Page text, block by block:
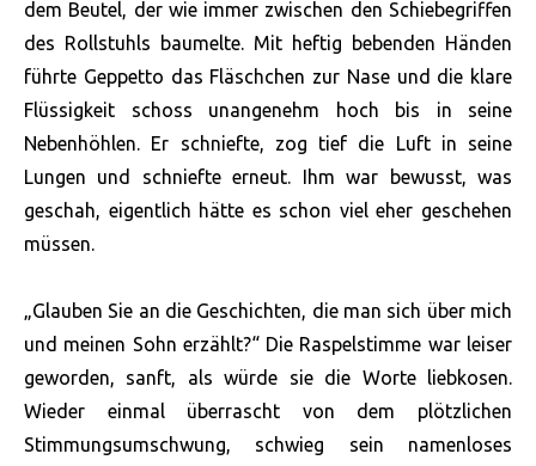
dem Beutel, der wie immer zwischen den Schiebegriffen
des Rollstuhls baumelte. Mit heftig bebenden Händen
führte Geppetto das Fläschchen zur Nase und die klare
Flüssigkeit schoss unangenehm hoch bis in seine
Nebenhöhlen. Er schniefte, zog tief die Luft in seine
Lungen und schniefte erneut. Ihm war bewusst, was
geschah, eigentlich hätte es schon viel eher geschehen
müssen.
„Glauben Sie an die Geschichten, die man sich über mich
und meinen Sohn erzählt?“ Die Raspelstimme war leiser
geworden, sanft, als würde sie die Worte liebkosen.
Wieder einmal überrascht von dem plötzlichen
Stimmungsumschwung, schwieg sein namenloses